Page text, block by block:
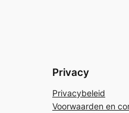
Privacy
Privacybeleid
Voorwaarden en